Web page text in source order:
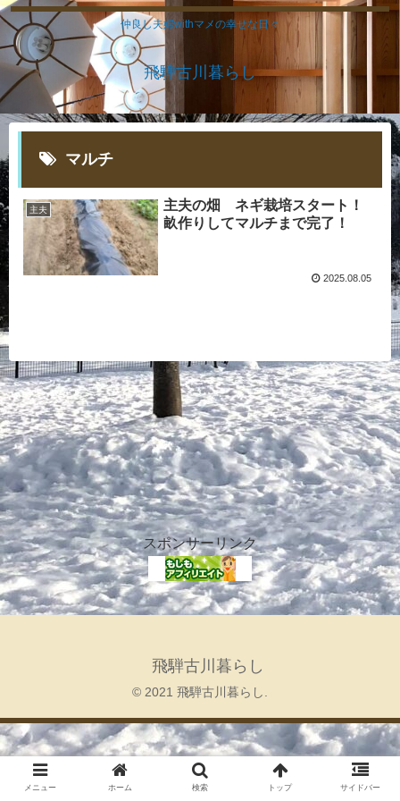
仲良し夫婦withマメの幸せな日々
飛騨古川暮らし
マルチ
主夫
主夫の畑 ネギ栽培スタート！
畝作りしてマルチまで完了！
2025.08.05
スポンサーリンク
飛騨古川暮らし
© 2021 飛騨古川暮らし.
メニュー ホーム 検索 トップ サイドバー